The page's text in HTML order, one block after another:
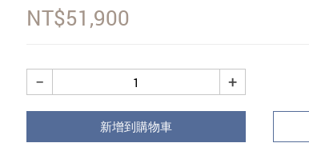
NT$51,900
+
−
新增到購物車
加入 JARVIS VIP